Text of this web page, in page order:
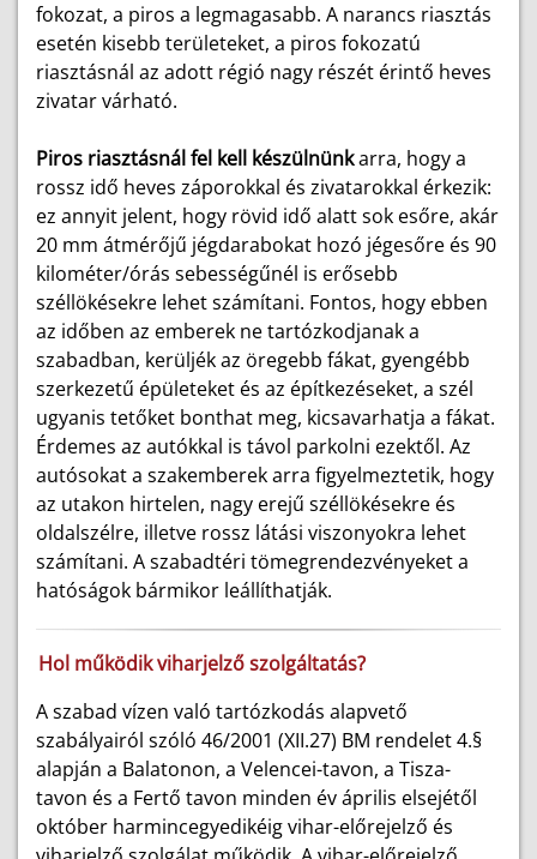
fokozat, a piros a legmagasabb. A narancs riasztás
esetén kisebb területeket, a piros fokozatú
riasztásnál az adott régió nagy részét érintő heves
zivatar várható.
Piros riasztásnálfel kell készülnünkarra, hogy a
rossz idő heves záporokkal és zivatarokkal érkezik:
ez annyit jelent, hogy rövid idő alatt sok esőre, akár
20 mm átmérőjű jégdarabokat hozó jégesőre és 90
kilométer/órás sebességűnél is erősebb
széllökésekre lehet számítani. Fontos, hogy ebben
az időben az emberek ne tartózkodjanak a
szabadban, kerüljék az öregebb fákat, gyengébb
szerkezetű épületeket és az építkezéseket, a szél
ugyanis tetőket bonthat meg, kicsavarhatja a fákat.
Érdemes az autókkal is távol parkolni ezektől. Az
autósokat a szakemberek arra figyelmeztetik, hogy
az utakon hirtelen, nagy erejű széllökésekre és
oldalszélre, illetve rossz látási viszonyokra lehet
számítani. A szabadtéri tömegrendezvényeket a
hatóságok bármikor leállíthatják.
Hol működik viharjelző szolgáltatás?
A szabad vízen való tartózkodás alapvető
szabályairól szóló 46/2001 (XII.27) BM rendelet 4.§
alapján a Balatonon, a Velencei-tavon, a Tisza-
tavon és a Fertő tavon minden év április elsejétől
október harmincegyedikéig vihar-előrejelző és